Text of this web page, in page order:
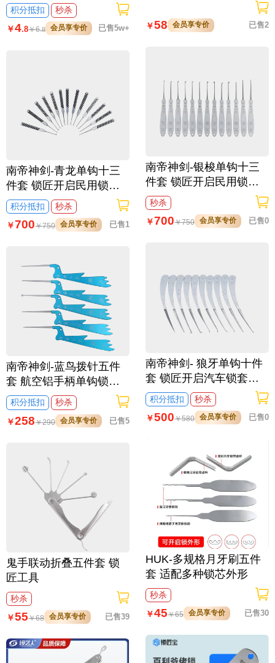
学徒练手常备
积分抵扣
秒杀
￥4.8￥6.8 会员享专价 已售5w+
南帝神剑-青龙单钩十三
件套 锁匠开启民用锁套
装工具
积分抵扣
秒杀
￥700￥750 会员享专价 已售1
南帝神剑-蓝鸟拨针五件
套 航空铝手柄单钩锁匠
拨仔工具套装
积分抵扣
秒杀
￥258￥290 会员享专价 已售5
鬼手联动折叠五件套 锁
匠工具
秒杀
￥55￥68 会员享专价 已售39
￥58 会员享专价 已售2
南帝神剑-银梭单钩十三
件套 锁匠开启民用锁套
装工具
秒杀
￥700￥750 会员享专价 已售0
南帝神剑- 狼牙单钩十件
套 锁匠开启汽车锁套装
工具
积分抵扣
秒杀
￥500￥580 会员享专价 已售0
HUK-多规格月牙刷五件
套 适配多种锁芯外形
秒杀
￥45￥65 会员享专价 已售30